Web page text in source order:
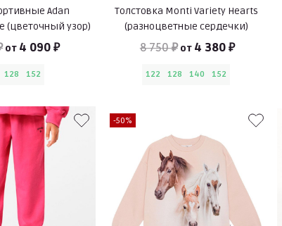
Adan
(цветочный узор)
от 4 090 ₽
128 152
Толстовка Monti Variety Hearts
(разноцветные сердечки)
8 750 ₽ от 4 380 ₽
122 128 140 152
-50%